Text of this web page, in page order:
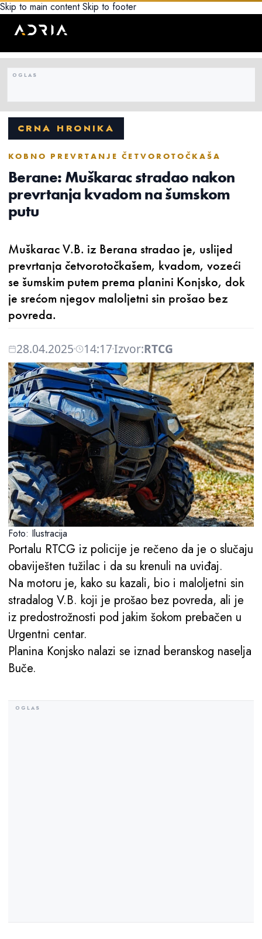
Skip to main content Skip to footer
CRNA HRONIKA
KOBNO PREVRTANJE ČETVOROTOČKAŠA
Berane: Muškarac stradao nakon
prevrtanja kvadom na šumskom
putu
Muškarac V.B. iz Berana stradao je, uslijed
prevrtanja četvorotočkašem, kvadom, vozeći
se šumskim putem prema planini Konjsko, dok
je srećom njegov maloljetni sin prošao bez
povreda.
28.04.2025 14:17Izvor:RTCG
Foto: Ilustracija
Portalu RTCG iz policije je rečeno da je o slučaju
obaviješten tužilac i da su krenuli na uviđaj.
Na motoru je, kako su kazali, bio i maloljetni sin
stradalog V.B. koji je prošao bez povreda, ali je
iz predostrožnosti pod jakim šokom prebačen u
Urgentni centar.
Planina Konjsko nalazi se iznad beranskog naselja
Buče.